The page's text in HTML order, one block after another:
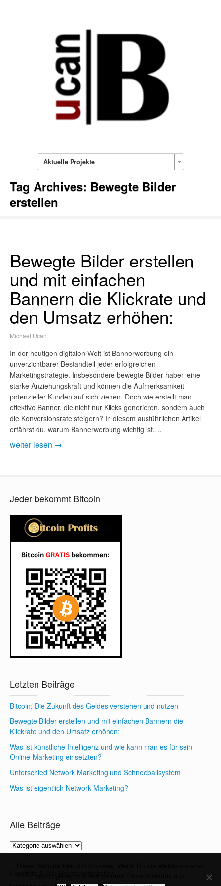
Aktuelle Projekte
Tag Archives: Bewegte Bilder
erstellen
Bewegte Bilder erstellen
und mit einfachen
Bannern die Klickrate und
den Umsatz erhöhen:
Michael Ucan
In der heutigen digitalen Welt ist Bannerwerbung ein
unverzichtbarer Bestandteil jeder erfolgreichen
Marketingstrategie. Insbesondere bewegte Bilder haben eine
starke Anziehungskraft und können die Aufmerksamkeit
potenzieller Kunden auf sich ziehen. Doch wie erstellt man
effektive Banner, die nicht nur Klicks generieren, sondern auch
die Konversionsrate steigern? In diesem ausführlichen Artikel
erfährst du, warum Bannerwerbung wichtig ist,…
weiter lesen →
Jeder bekommt Bitcoin
Letzten Beiträge
Bitcoin: Die Zukunft des Geldes verstehen und nutzen
Bewegte Bilder erstellen und mit einfachen Bannern die
Klickrate und den Umsatz erhöhen:
Was ist künstliche Intelligenz und wie kann man es für sein
Online-Marketing einsetzten?
Unterschied Network Marketing und Schneeballsystem
Was ist eigentlich Network Marketing?
Alle Beiträge
Alle
Beiträge